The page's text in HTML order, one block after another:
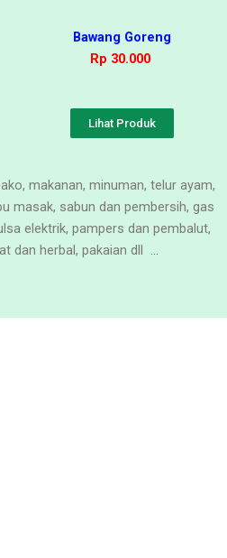
Bawang Goreng
Rp 30.000
Lihat Produk
makanan, minuman, telur ayam,
masak, sabun dan pembersih, gas
elektrik, pampers dan pembalut,
dan herbal, pakaian dll …